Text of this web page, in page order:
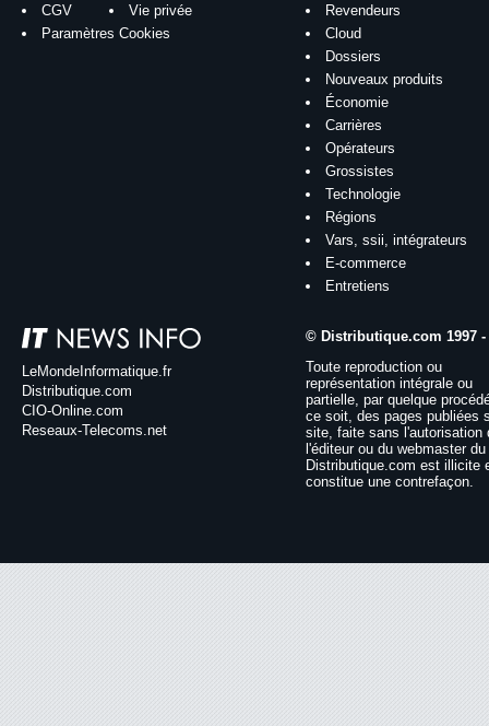
CGV
Vie privée
Paramètres Cookies
Revendeurs
Cloud
Dossiers
Nouveaux produits
Économie
Carrières
Opérateurs
Grossistes
Technologie
Régions
Vars, ssii, intégrateurs
E-commerce
Entretiens
LeMondeInformatique.fr
Distributique.com
CIO-Online.com
Reseaux-Telecoms.net
© Distributique.com 1997 -
Toute reproduction ou
représentation intégrale ou
partielle, par quelque
ce soit, des pages publiées
site, faite sans l'autorisation
l'éditeur ou du webmaster
Distributique.com est illicite
constitue une contrefaçon.